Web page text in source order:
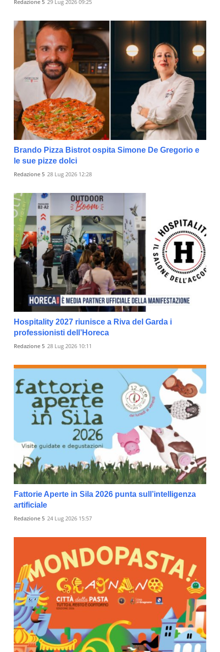
Redazione 5 29 Lug 2026 09:25
Brando Pizza Bistrot ospita Simone De Gregorio e
le sue pizze dolci
Redazione 5 28 Lug 2026 12:28
Hospitality 2027 riunisce a Riva del Garda i
professionisti dell’Horeca
Redazione 5 28 Lug 2026 10:11
Fattorie Aperte in Sila 2026 punta sull’intelligenza
artificiale
Redazione 5 24 Lug 2026 15:57